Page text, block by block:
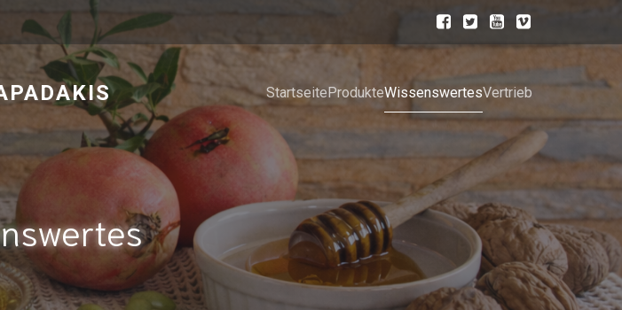
StartseiteProdukteWissenswertesVertrieb